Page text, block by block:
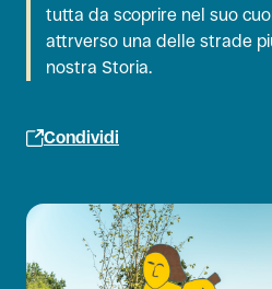
tutta da scoprire nel suo
attrverso una delle strade
nostra Storia.
Condividi